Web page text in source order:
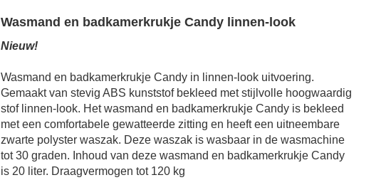
Wasmand en badkamerkrukje Candy linnen-look
Nieuw!
Wasmand en badkamerkrukje Candy in linnen-look uitvoering.
Gemaakt van stevig ABS kunststof bekleed met stijlvolle hoogwaardig
stof linnen-look. Het wasmand en badkamerkrukje Candy is bekleed
met een comfortabele gewatteerde zitting en heeft een uitneembare
zwarte polyster waszak. Deze waszak is wasbaar in de wasmachine
tot 30 graden. Inhoud van deze wasmand en badkamerkrukje Candy
is 20 liter. Draagvermogen tot 120 kg
Wasmand en badkamerkrukje Candy in linnen-look lichtgrijs detail